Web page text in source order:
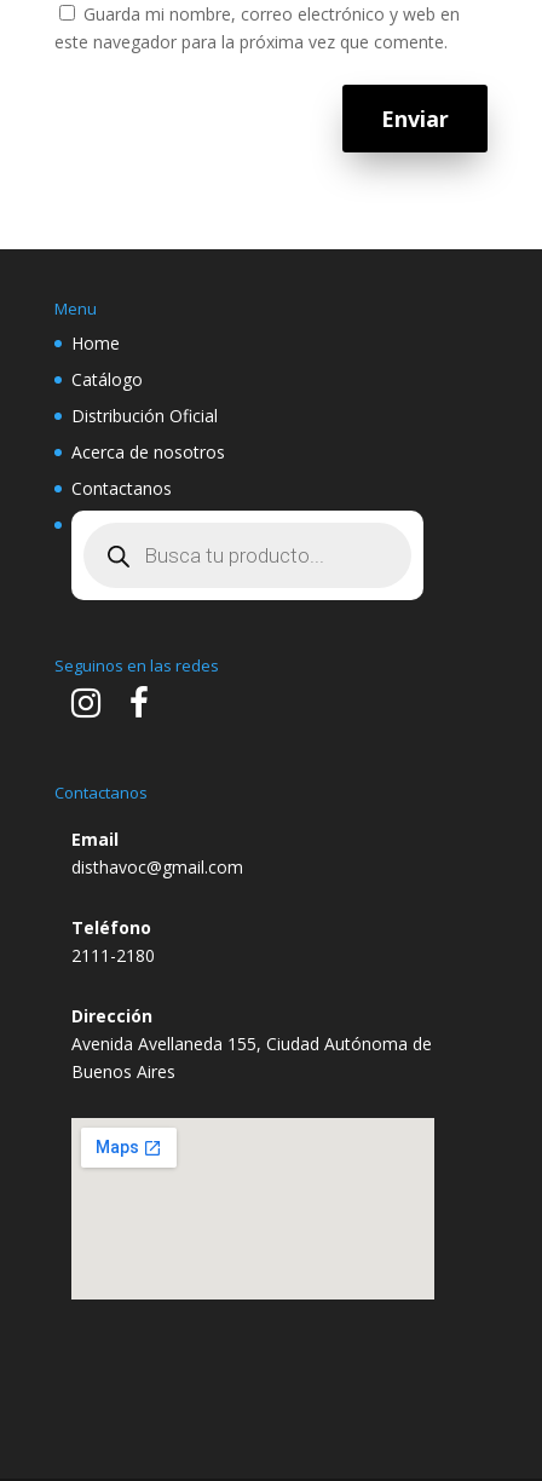
Guarda mi nombre, correo electrónico y web en
este navegador para la próxima vez que comente.
Enviar
Menu
Home
Catálogo
Distribución Oficial
Acerca de nosotros
Contactanos
Seguinos en las redes
Contactanos
Email
disthavoc@gmail.com
Teléfono
2111-2180
Dirección
Avenida Avellaneda 155, Ciudad Autónoma de
Buenos Aires